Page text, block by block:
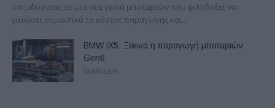
επενδύοντας σε μια νέα γενιά μπαταριών που φιλοδοξεί να
μειώσει σημαντικά το κόστος παραγωγής και...
BMW iX5: Ξεκινά η παραγωγή μπαταριών
Gen6
03/08/2026